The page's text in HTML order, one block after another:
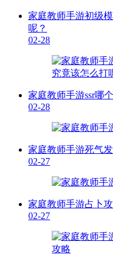
家庭教师手游初级
呢？
02-28
家庭教师手游ssr哪
02-28
家庭教师手游死气
02-27
家庭教师手游占卜
02-27